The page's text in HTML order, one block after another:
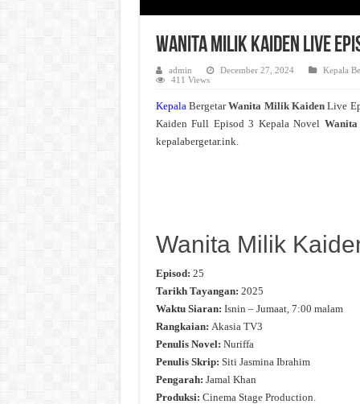
Wanita Milik Kaiden Live
admin December 27, 2024 Kepala
411 Views
KepalaBergetarWanita Milik KaidenLive
Kaiden Full Episod 3 Kepala Novel
kepalabergetar.ink.
Wanita Milik
Episod: 25
Tarikh Tayangan: 2025
Waktu Siaran: Isnin – Jumaat, 7:00 malam
Rangkaian: Akasia TV3
Penulis Novel: Nuriffa
Penulis Skrip: Siti Jasmina Ibrahim
Pengarah: Jamal Khan
Produksi: Cinema Stage Production.